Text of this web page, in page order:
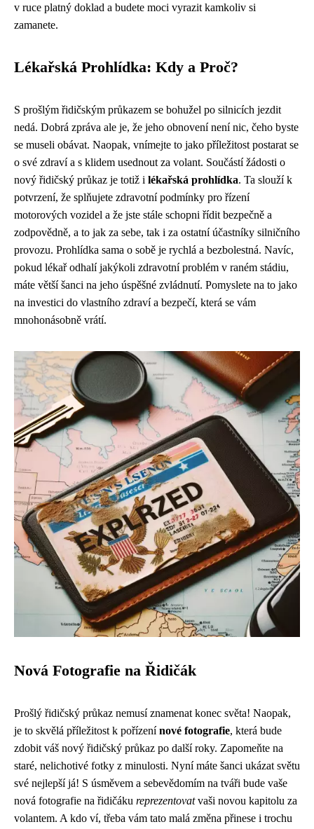
v ruce platný doklad a budete moci vyrazit kamkoliv si
zamanete.
Lékařská Prohlídka: Kdy a Proč?
S prošlým řidičským průkazem se bohužel po silnicích jezdit
nedá. Dobrá zpráva ale je, že jeho obnovení není nic, čeho byste
se museli obávat. Naopak, vnímejte to jako příležitost postarat se
o své zdraví a s klidem usednout za volant. Součástí žádosti o
nový řidičský průkaz je totiž i lékařská prohlídka. Ta slouží k
potvrzení, že splňujete zdravotní podmínky pro řízení
motorových vozidel a že jste stále schopni řídit bezpečně a
zodpovědně, a to jak za sebe, tak i za ostatní účastníky silničního
provozu. Prohlídka sama o sobě je rychlá a bezbolestná. Navíc,
pokud lékař odhalí jakýkoli zdravotní problém v raném stádiu,
máte větší šanci na jeho úspěšné zvládnutí. Pomyslete na to jako
na investici do vlastního zdraví a bezpečí, která se vám
mnohonásobně vrátí.
Nová Fotografie na Řidičák
Prošlý řidičský průkaz nemusí znamenat konec světa! Naopak,
je to skvělá příležitost k pořízenínové fotografie, která bude
zdobit váš nový řidičský průkaz po další roky. Zapomeňte na
staré, nelichotivé fotky z minulosti. Nyní máte šanci ukázat světu
své nejlepší já! S úsměvem a sebevědomím na tváři bude vaše
nová fotografie na řidičáku reprezentovatvaši novou kapitolu za
volantem. A kdo ví, třeba vám tato malá změna přinese i trochu